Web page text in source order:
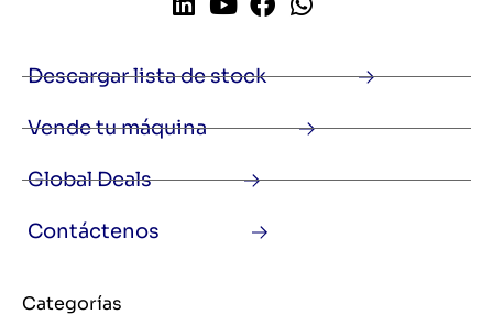
Descargar lista de stock
Vende tu máquina
Global Deals
Contáctenos
Categorías